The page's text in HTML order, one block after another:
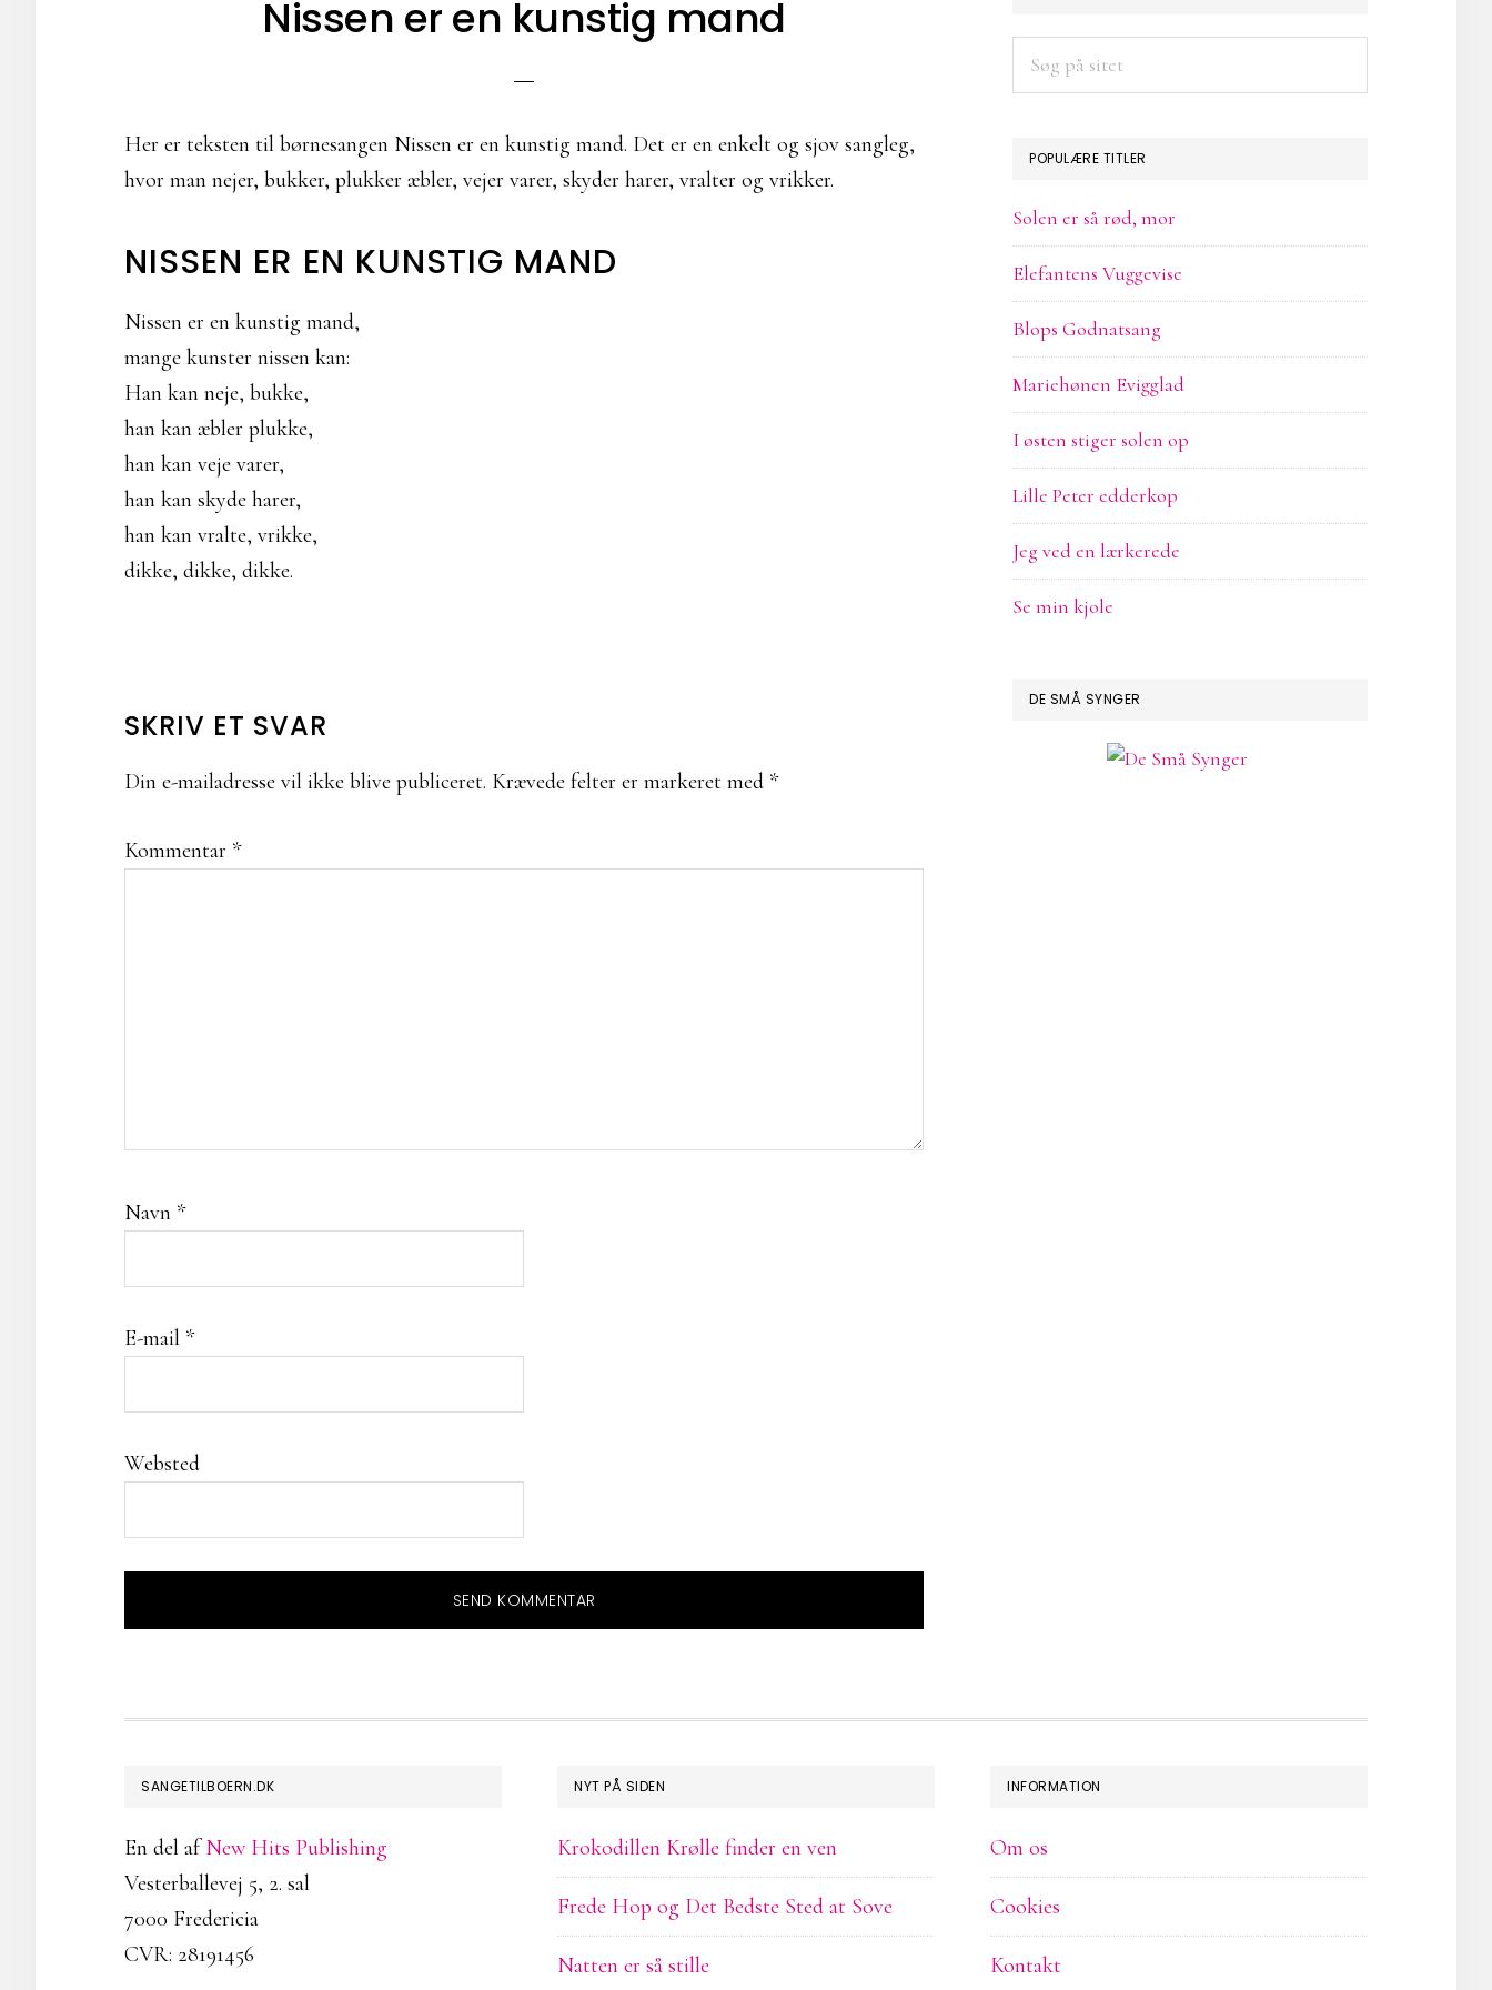
Nissen er en kunstig mand
Her er teksten til børnesangen Nissen er en kunstig mand. Det er en enkelt og sjov sangleg,
hvor man nejer, bukker, plukker æbler, vejer varer, skyder harer, vralter og vrikker.
NISSEN ER EN KUNSTIG MAND
Nissen er en kunstig mand,
mange kunster nissen kan:
Han kan neje, bukke,
han kan æbler plukke,
han kan veje varer,
han kan skyde harer,
han kan vralte, vrikke,
dikke, dikke, dikke.
LÆSERINTERAKTIONER
SKRIV ET SVAR
Din e-mailadresse vil ikke blive publiceret. Krævede felter er markeret med *
Kommentar *
Navn *
E-mail *
Websted
SIDEBAR
POPULÆRE TITLER
Solen er så rød, mor
Elefantens Vuggevise
Blops Godnatsang
Mariehønen Evigglad
I østen stiger solen op
Lille Peter edderkop
Jeg ved en lærkerede
Se min kjole
DE SMÅ SYNGER
FOOTER
SANGETILBOERN.DK
En del afNew Hits Publishing
Vesterballevej 5, 2. sal
7000 Fredericia
CVR: 28191456
NYT PÅ SIDEN
Krokodillen Krølle finder en ven
Frede Hop og Det Bedste Sted at Sove
Natten er så stille
INFORMATION
Om os
Cookies
Kontakt